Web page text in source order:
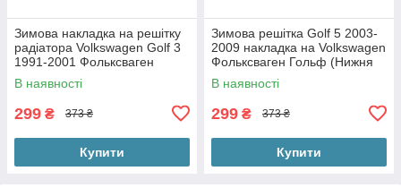
Зимова накладка на решітку
радіатора Volkswagen Golf 3
1991-2001 Фольксваген
Гольф (Верхня глянцева на
решітку з кріпленнями)
В наявності
299 ₴ 373 ₴
Купити
Зимова решітка Golf 5 2003-
2009 накладка на Volkswagen
Фольксваген Гольф (Нижня
глянцева на бампер з
кріпленнями)
В наявності
299 ₴ 373 ₴
Купити